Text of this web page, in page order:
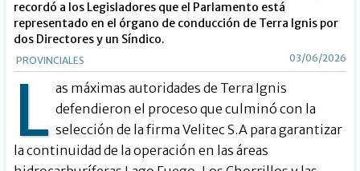
recordó a los Legisladores que el Parlamento está
representado en el órgano de conducción de Terra Ignis por
dos Directores y un Síndico.
PROVINCIALES 03/06/2026
L as máximas autoridades de Terra Ignis
defendieron el proceso que culminó con la
selección de la firma Velitec S.A para garantizar
la continuidad de la operación en las áreas